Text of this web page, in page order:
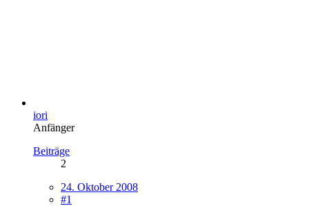
iori
Anfänger
Beiträge
2
24. Oktober 2008
#1